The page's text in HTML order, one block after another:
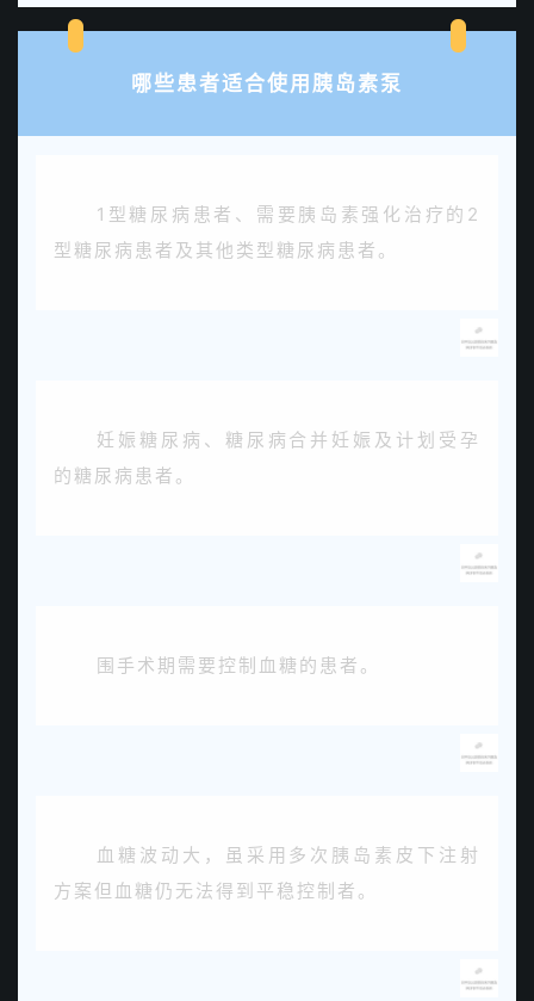
哪些患者适合使用胰岛素泵
1型糖尿病患者、需要胰岛素强化治疗的2
型糖尿病患者及其他类型糖尿病患者。
妊娠糖尿病、糖尿病合并妊娠及计划受孕
的糖尿病患者。
围手术期需要控制血糖的患者。
血糖波动大，虽采用多次胰岛素皮下注射
方案但血糖仍无法得到平稳控制者。